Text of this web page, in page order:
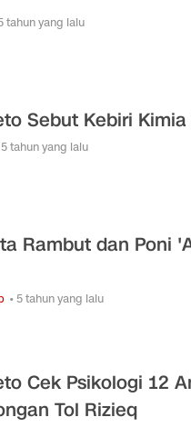
tahun yang lalu
Sebut Kebiri
5 tahun yang lalu
Rambut dan Poni
• 5 tahun yang lalu
Cek Psikologi 12
Tol Rizieq